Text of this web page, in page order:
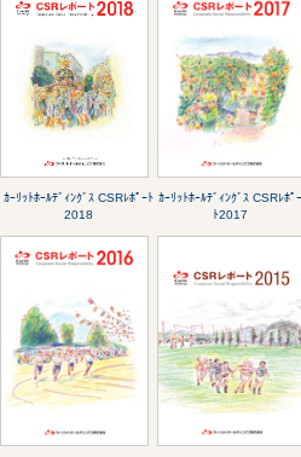
ｶｰﾘｯﾄﾎｰﾙﾃﾞｨﾝｸﾞｽ CSRﾚﾎﾟｰﾄ
2018
ｶｰﾘｯﾄﾎｰﾙﾃﾞｨﾝｸﾞｽ CSRﾚﾎﾟｰ
ﾄ2017